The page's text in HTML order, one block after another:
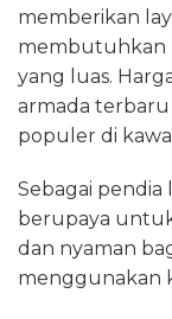
memberikan
membutuhkan
yang luas.
armada
populer di
Sebagai pendia
berupaya
dan nyaman
menggunakan